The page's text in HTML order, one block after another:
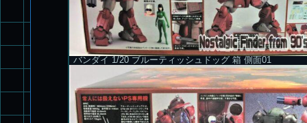
バンダイ 1/20 ブルーティッシュドッグ 箱 側面01